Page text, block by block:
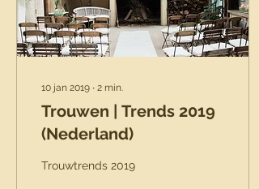
10 jan 2019 ∙ 2 min.
Trouwen | Trends 2019
(Nederland)
Trouwtrends 2019